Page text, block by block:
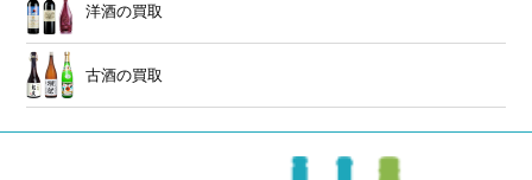
洋酒の買取
古酒の買取